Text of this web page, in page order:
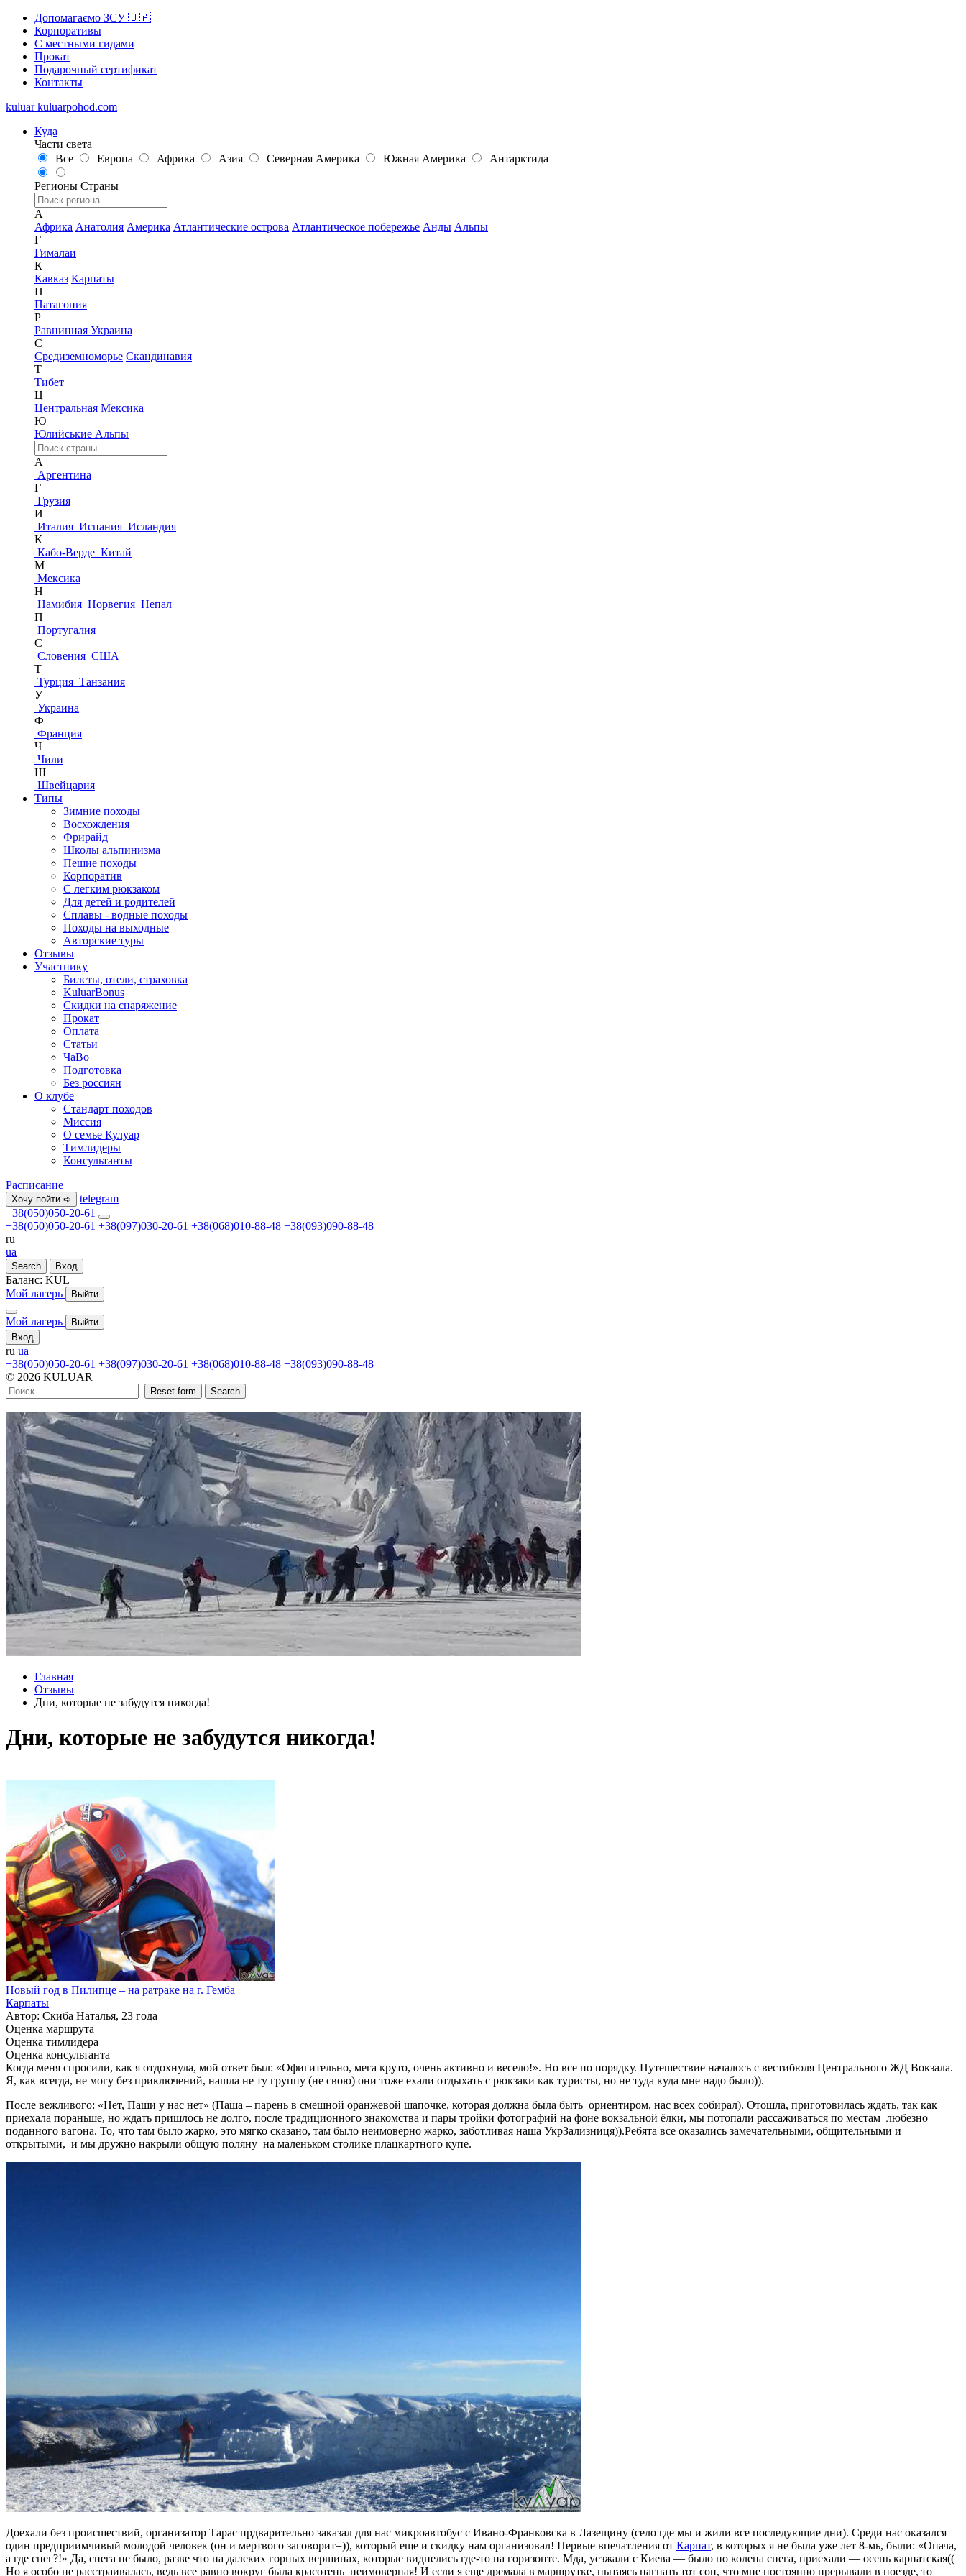
Допомагаємо ЗСУ 🇺🇦
Корпоративы
С местными гидами
Прокат
Подарочный сертификат
Контакты
kuluar kuluarpohod.com
Куда
Части света
Все
Европа Африка Азия Северная Америка Южная Америка Антарктида
Регионы Страны
А
Африка Анатолия Америка Атлантические острова Атлантическое побережье Анды Альпы
Г
Гималаи
К
Кавказ Карпаты
П
Патагония
Р
Равнинная Украина
С
Средиземноморье Скандинавия
Т
Тибет
Ц
Центральная Мексика
Ю
Юлийськие Альпы
А
Аргентина
Г
Грузия
И
Италия Испания Исландия
К
Кабо-Верде Китай
М
Мексика
Н
Намибия Норвегия Непал
П
Португалия
С
Словения США
Т
Турция Танзания
У
Украина
Ф
Франция
Ч
Чили
Ш
Швейцария
Типы
Зимние походы
Восхождения
Фрирайд
Школы альпинизма
Пешие походы
Корпоратив
С легким рюкзаком
Для детей и родителей
Сплавы - водные походы
Походы на выходные
Авторские туры
Отзывы
Участнику
Билеты, отели, страховка
KuluarBonus
Скидки на снаряжение
Прокат
Оплата
Статьи
ЧаВо
Подготовка
Без россиян
О клубе
Стандарт походов
Миссия
О семье Кулуар
Тимлидеры
Консультанты
Расписание
Хочу пойти ➪
telegram
+38(050)050-20-61
+38(050)050-20-61 +38(097)030-20-61 +38(068)010-88-48 +38(093)090-88-48
ru
ua
Search Вход
Баланс: KUL
Мой лагерь
Выйти
Мой лагерь
Выйти
Вход
ru ua
+38(050)050-20-61 +38(097)030-20-61 +38(068)010-88-48 +38(093)090-88-48
© 2026 KULUAR
Reset form Search
Главная
Отзывы
Дни, которые не забудутся никогда!
Дни, которые не забудутся никогда!
Новый год в Пилипце – на ратраке на г. Гемба
Карпаты
Автор: Скиба Наталья, 23 года
Оценка маршрута
Оценка тимлидера
Оценка консультанта
Когда меня спросили, как я отдохнула, мой ответ был: «Офигительно, мега круто, очень активно и весело!». Но все по порядку. Путешествие началось с вестибюля Центрального ЖД Вокзала.
Я, как всегда, не могу без приключений, нашла не ту группу (не свою) они тоже ехали отдыхать с рюкзаки как туристы, но не туда куда мне надо было)).
После вежливого: «Нет, Паши у нас нет» (Паша – парень в смешной оранжевой шапочке, которая должна была быть ориентиром, нас всех собирал). Отошла, приготовилась ждать, так как
приехала пораньше, но ждать пришлось не долго, после традиционного знакомства и пары тройки фотографий на фоне вокзальной ёлки, мы потопали рассаживаться по местам любезно
поданного вагона. То, что там было жарко, это мягко сказано, там было неимоверно жарко, заботливая наша УкрЗализниця)).Ребята все оказались замечательными, общительными и
открытыми, и мы дружно накрыли общую поляну на маленьком столике плацкартного купе.
Доехали без происшествий, организатор Тарас прдварительно заказал для нас микроавтобус с Ивано-Франковска в Лазещину (село где мы и жили все последующие дни). Среди нас оказался
один предприимчивый молодой человек (он и мертвого заговорит=)), который еще и скидку нам организовал! Первые впечатления от Карпат, в которых я не была уже лет 8-мь, были: «Опача,
а где снег?!» Да, снега не было, разве что на далеких горных вершинах, которые виднелись где-то на горизонте. Мда, уезжали с Киева — было по колена снега, приехали — осень карпатская((
Но я особо не расстраивалась, ведь все равно вокруг была красотень неимоверная! И если я еще дремала в маршрутке, пытаясь нагнать тот сон, что мне постоянно прерывали в поезде, то